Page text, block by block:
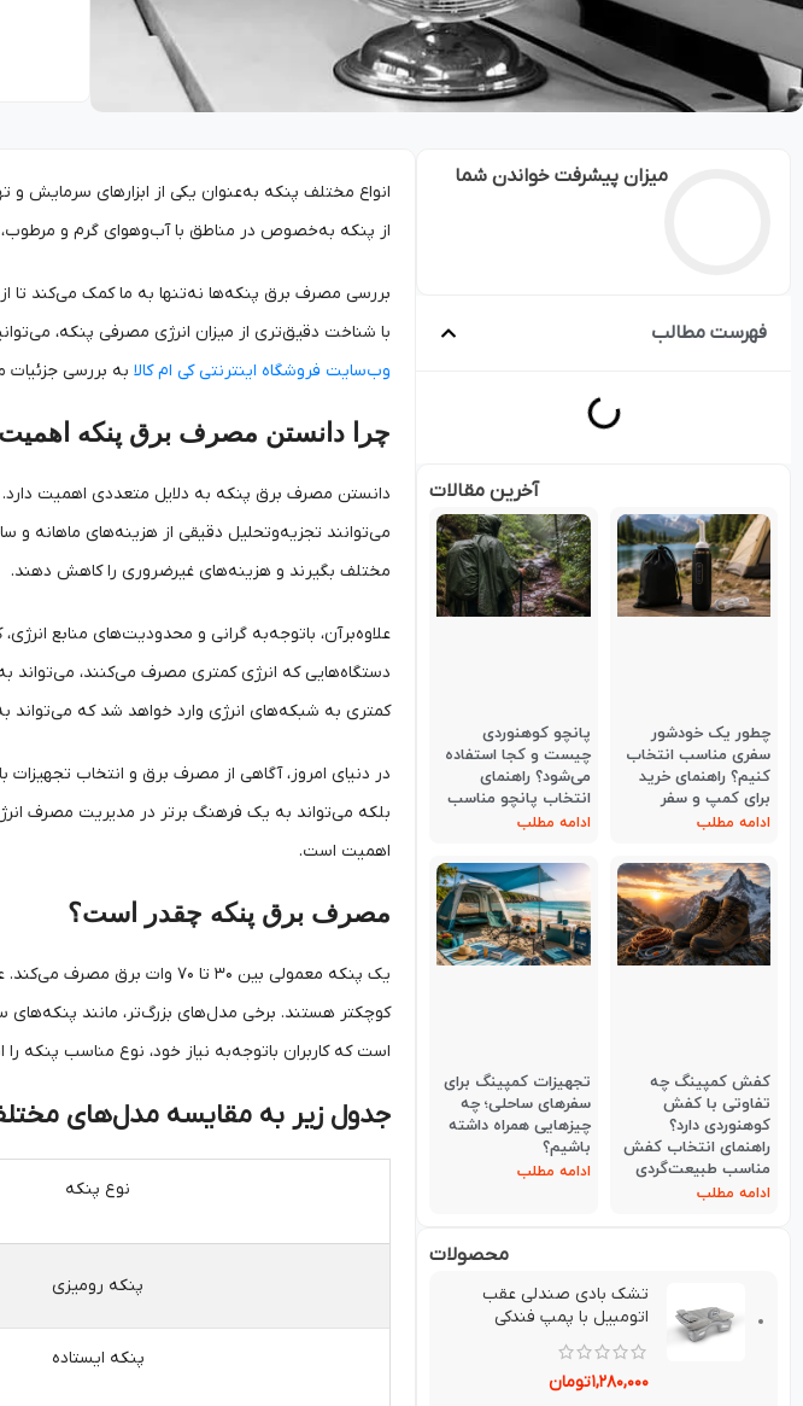
میزان پیشرفت خواندن شما
فهرست مطالب
چطور یک خودشور
سفری مناسب انتخاب
کنیم؟ راهنمای خرید
برای کمپ و سفر
ادامه مطلب
پانچو کوهنوردی
چیست و کجا استفاده
می‌شود؟ راهنمای
انتخاب پانچو مناسب
ادامه مطلب
کفش کمپینگ چه
تفاوتی با کفش
کوهنوردی دارد؟
راهنمای انتخاب کفش
مناسب طبیعت‌گردی
ادامه مطلب
تجهیزات کمپینگ برای
سفرهای ساحلی؛ چه
چیزهایی همراه داشته
باشیم؟
ادامه مطلب
آخرین مقالات
محصولات
تشك بادي صندلي عقب
اتومبيل با پمپ فندکی
۱,۲۸۰,۰۰۰تومان
انواع مختلف پنکه به‌عنوان یکی از ابزارهای سرمایش و
از پنکه‌ به‌خصوص در مناطق با آب‌وهوای گرم و
بررسی مصرف برق پنکه‌ها نه‌تنها به ما کمک می‌کند تا
با شناخت دقیق‌تری از میزان انرژی مصرفی پنکه‌،
وب‌سایت‌ فروشگاه اینترنتی کی ام کالابه بررسی
چرا دانستن مصرف برق پنکه اهمیت
دانستن مصرف برق پنکه به دلایل متعددی اهمیت دارد.
می‌توانند تجزیه‌وتحلیل دقیقی از هزینه‌های ماهانه و
مختلف بگیرند و هزینه‌های غیرضروری را کاهش دهند.
علاوه‌برآن، باتوجه‌به گرانی و محدودیت‌های منابع
دستگاه‌هایی که انرژی کمتری مصرف می‌کنند،
کمتری به شبکه‌های انرژی وارد خواهد شد که می‌تواند
در دنیای امروز، آگاهی از مصرف برق و انتخاب
بلکه می‌تواند به یک فرهنگ برتر در مدیریت مصرف
اهمیت است.
مصرف برق پنکه چقدر است؟
یک پنکه معمولی بین ۳۰ تا ۷۰
است که کاربران باتوجه‌به نیاز خود، نوع مناسب پنکه
جدول زیر به مقایسه مدل‌های
نوع پنکه
پنکه رومیزی
پنکه ایستاده